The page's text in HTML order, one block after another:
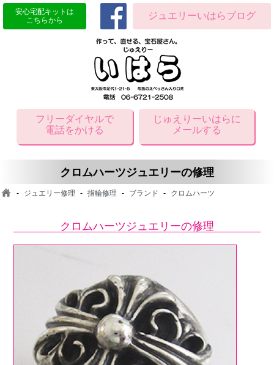
安心宅配キットは
こちらから
ジュエリーいはらブログ
フリーダイヤルで
電話をかける
じゅえりーいはらに
メールする
クロムハーツジュエリーの修理
- ジュエリー修理 - 指輪修理 - ブランド - クロムハーツ
クロムハーツジュエリーの修理